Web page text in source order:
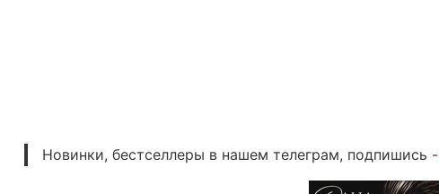
Новинки, бестселлеры в нашем телеграм, подпишись -